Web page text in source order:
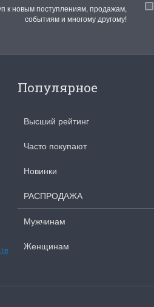
к новым поступлениям, продажам,
событиям и многому другому!
Популярное
Высший рейтинг
Часто покупают
Новинки
РАСПРОДАЖА
Мужчинам
Женщинам